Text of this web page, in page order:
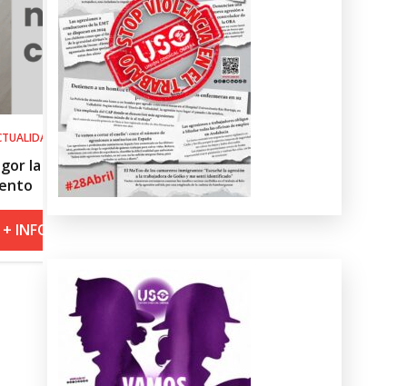
del
Procedimiento práctico ante
roja por calor